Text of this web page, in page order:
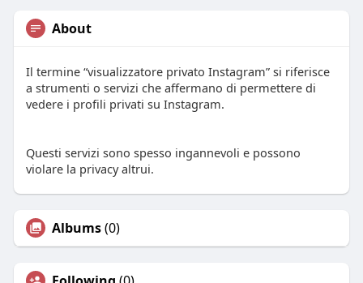
About
Il termine “visualizzatore privato Instagram” si riferisce
a strumenti o servizi che affermano di permettere di
vedere i profili privati su Instagram.
Questi servizi sono spesso ingannevoli e possono
violare la privacy altrui.
Albums(0)